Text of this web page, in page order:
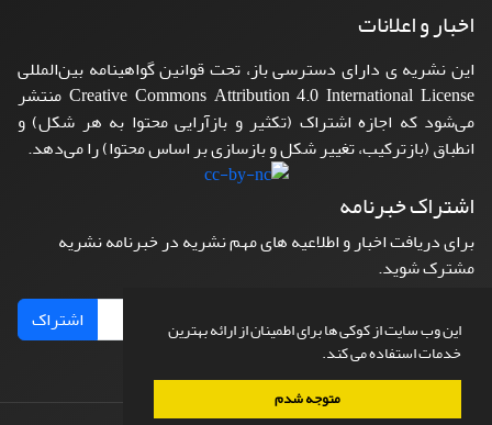
این وب سایت از کوکی ها برای اطمینان از ارائه بهترین
خدمات استفاده می کند.
متوجه شدم
اخبار و اعلانات
این نشریه ی دارای دسترسی باز، تحت قوانین گواهینامه بین‌المللی
Creative Commons Attribution 4.0 International License منتشر
می‌شود که اجازه اشتراک (تکثیر و بازآرایی محتوا به هر شکل) و
انطباق (بازترکیب، تغییر شکل و بازسازی بر اساس محتوا) را می‌دهد.
اشتراک خبرنامه
برای دریافت اخبار و اطلاعیه های مهم نشریه در خبرنامه نشریه
مشترک شوید.
اشتراک